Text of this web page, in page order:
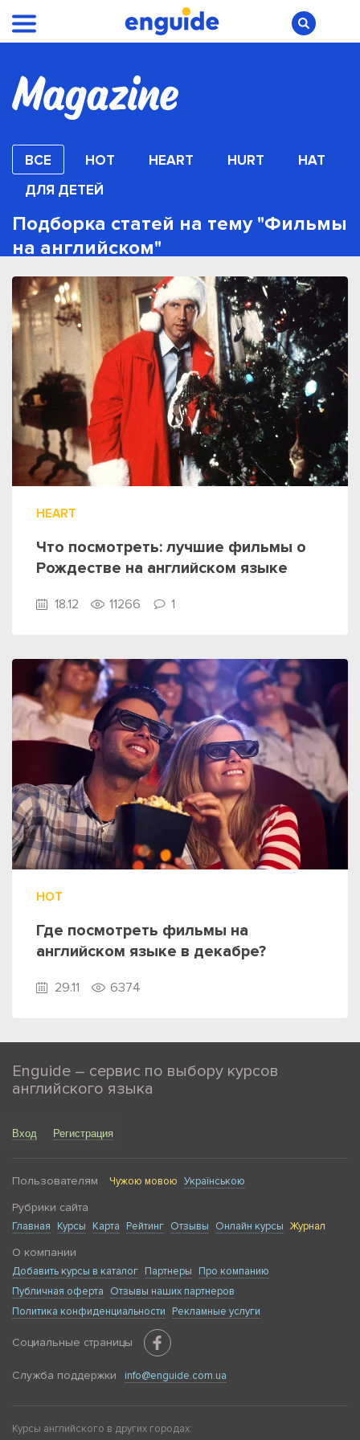
ВСЕ HOT HEART HURT
HAT
ДЛЯ ДЕТЕЙ
Подборка статей на тему "Фильмы
на английском"
HEART
Что посмотреть: лучшие фильмы о
Рождестве на английском языке
18.12 11266 1
HOT
Где посмотреть фильмы на
английском языке в декабре?
29.11 6374
Enguide – сервис по выбору курсов
английского языка
Вход Регистрация
Пользователям Чужою мовою Українською
Рубрики сайта
Главная Курсы Карта Рейтинг Отзывы Онлайн курсы Журнал
О компании
Добавить курсы в каталог Партнеры
Про компанию
Публичная оферта
Отзывы наших партнеров
Политика конфиденциальности
Рекламные услуги
Социальные страницы
Служба поддержки info@enguide.com.ua
Курсы английского в других городах: